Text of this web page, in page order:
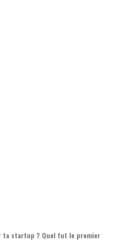
ta startup ? Quel fut le premier